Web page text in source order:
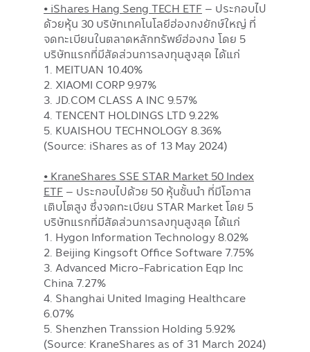
• iShares Hang Seng TECH ETF – ประกอบไป
ด้วยหุ้น 30 บริษัทเทคโนโลยีฮ่องกงยักษ์ใหญ่ ที่
จดทะเบียนในตลาดหลักทรัพย์ฮ่องกง โดย 5
บริษัทแรกที่มีสัดส่วนการลงทุนสูงสุด ได้แก่
1. MEITUAN 10.40%
2. XIAOMI CORP 9.97%
3. JD.COM CLASS A INC 9.57%
4. TENCENT HOLDINGS LTD 9.22%
5. KUAISHOU TECHNOLOGY 8.36%
(Source: iShares as of 13 May 2024)
• KraneShares SSE STAR Market 50 Index
ETF – ประกอบไปด้วย 50 หุ้นชั้นนำ ที่มีโอกาส
เติบโตสูง ซึ่งจดทะเบียน STAR Market โดย 5
บริษัทแรกที่มีสัดส่วนการลงทุนสูงสุด ได้แก่
1. Hygon Information Technology 8.02%
2. Beijing Kingsoft Office Software 7.75%
3. Advanced Micro-Fabrication Eqp Inc
China 7.27%
4. Shanghai United Imaging Healthcare
6.07%
5. Shenzhen Transsion Holding 5.92%
(Source: KraneShares as of 31 March 2024)